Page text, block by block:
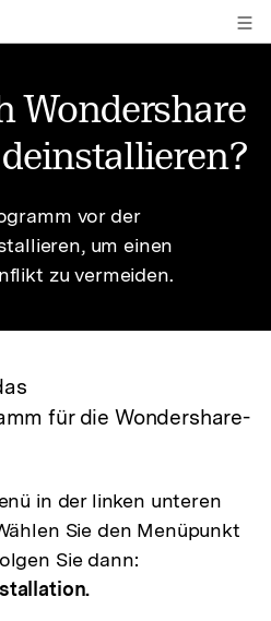
Wondershare
vor der
um einen
zu vermeiden.
für die Wondershare-
in der linken unteren
Sie den Menüpunkt
Sie dann: